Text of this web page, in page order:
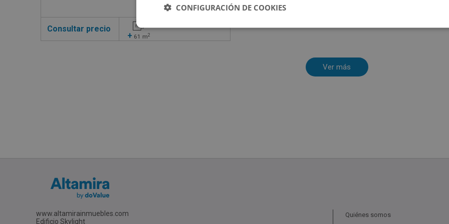
Consultar precio
+ 61 m2
www.altamirainmuebles.com
Edificio Skylight
Quiénes somos
CONFIGURACIÓN DE COOKIES